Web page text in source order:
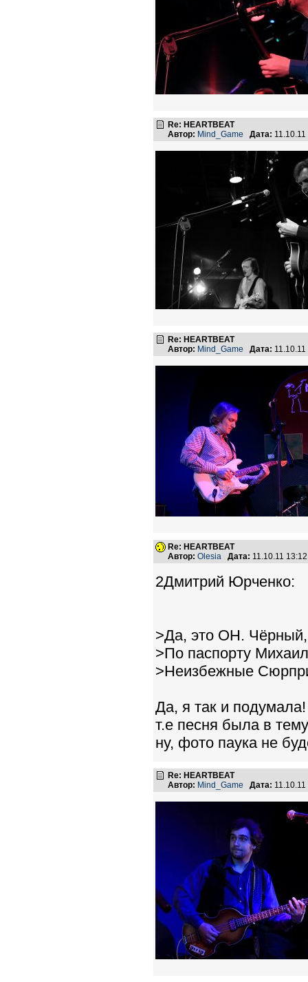
Re: HEARTBEAT
Автор: Mind_Game Дата:
Re: HEARTBEAT
Автор: Mind_Game Дата:
Re: HEARTBEAT
Автор: Olesia Дата: 11.10.11
2Дмитрий Юрченко:
>Да, это ОН. Чёрный,
>По паспорту
>Неизбежные
Да, я так и
т.е песня была в
ну, фото паукa не
Re: HEARTBEAT
Автор: Mind_Game Дата: